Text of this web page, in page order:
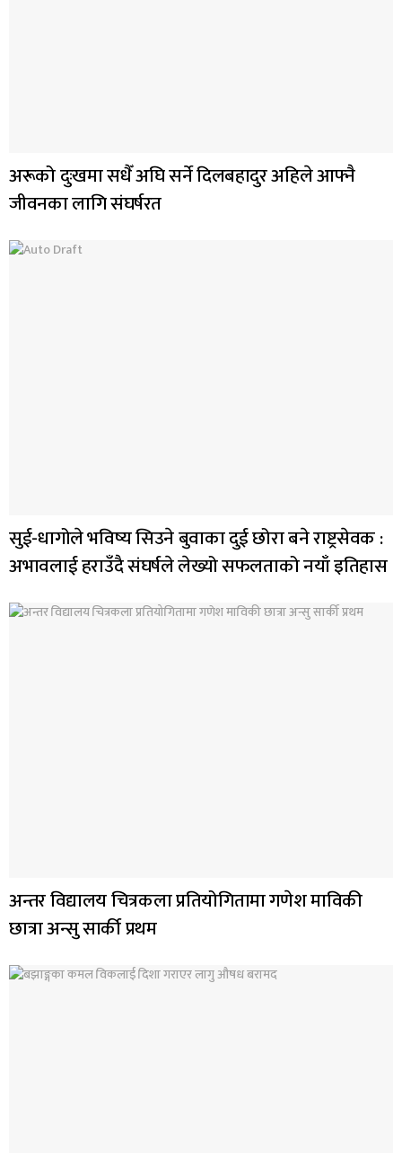
अरूको दुःखमा सधैँ अघि सर्ने दिलबहादुर अहिले आफ्नै
जीवनका लागि संघर्षरत
सुई-धागोले भविष्य सिउने बुवाका दुई छोरा बने राष्ट्रसेवक :
अभावलाई हराउँदै संघर्षले लेख्यो सफलताको नयाँ इतिहास
अन्तर विद्यालय चित्रकला प्रतियोगितामा गणेश माविकी
छात्रा अन्सु सार्की प्रथम